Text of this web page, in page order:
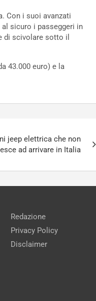
Con i suoi avanzati
sicuro i passeggeri in
di scivolare sotto il
43.000 euro) e la
jeep elettrica che non
ad arrivare in Italia
Redazione
Privacy Policy
Disclaimer